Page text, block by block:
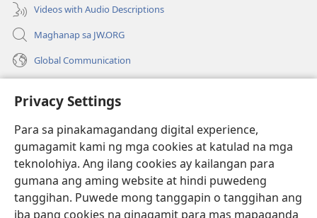
Privacy Settings
Para sa pinakamagandang digital experience,
gumagamit kami ng mga cookies at katulad na mga
teknolohiya. Ang ilang cookies ay kailangan para
gumana ang aming website at hindi puwedeng
tanggihan. Puwede mong tanggapin o tanggihan ang
iba pang cookies na ginagamit para mas mapaganda
Videos with Audio Descriptions
Maghanap sa JW.ORG
Global Communication
(may
na
bagong
window)
Watchtower ONLINE LIBRARY™
(may
bubukas
na
bagong
JW Hub ®
(may
bubukas